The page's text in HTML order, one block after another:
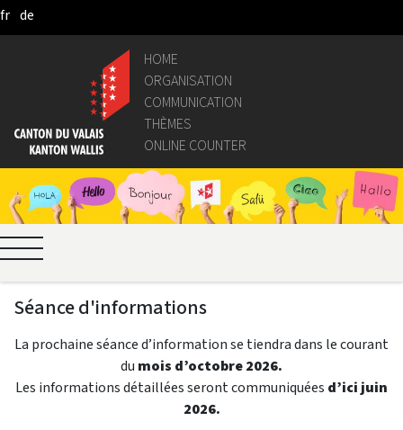
Skip to Main Content
fr de
HOME
ORGANISATION
COMMUNICATION
THÈMES
ONLINE COUNTER
Séance d'informations
La prochaine séance d’information se tiendradans le courant
du mois d’octobre 2026.
Les informations détaillées seront communiquées d’ici juin
2026.